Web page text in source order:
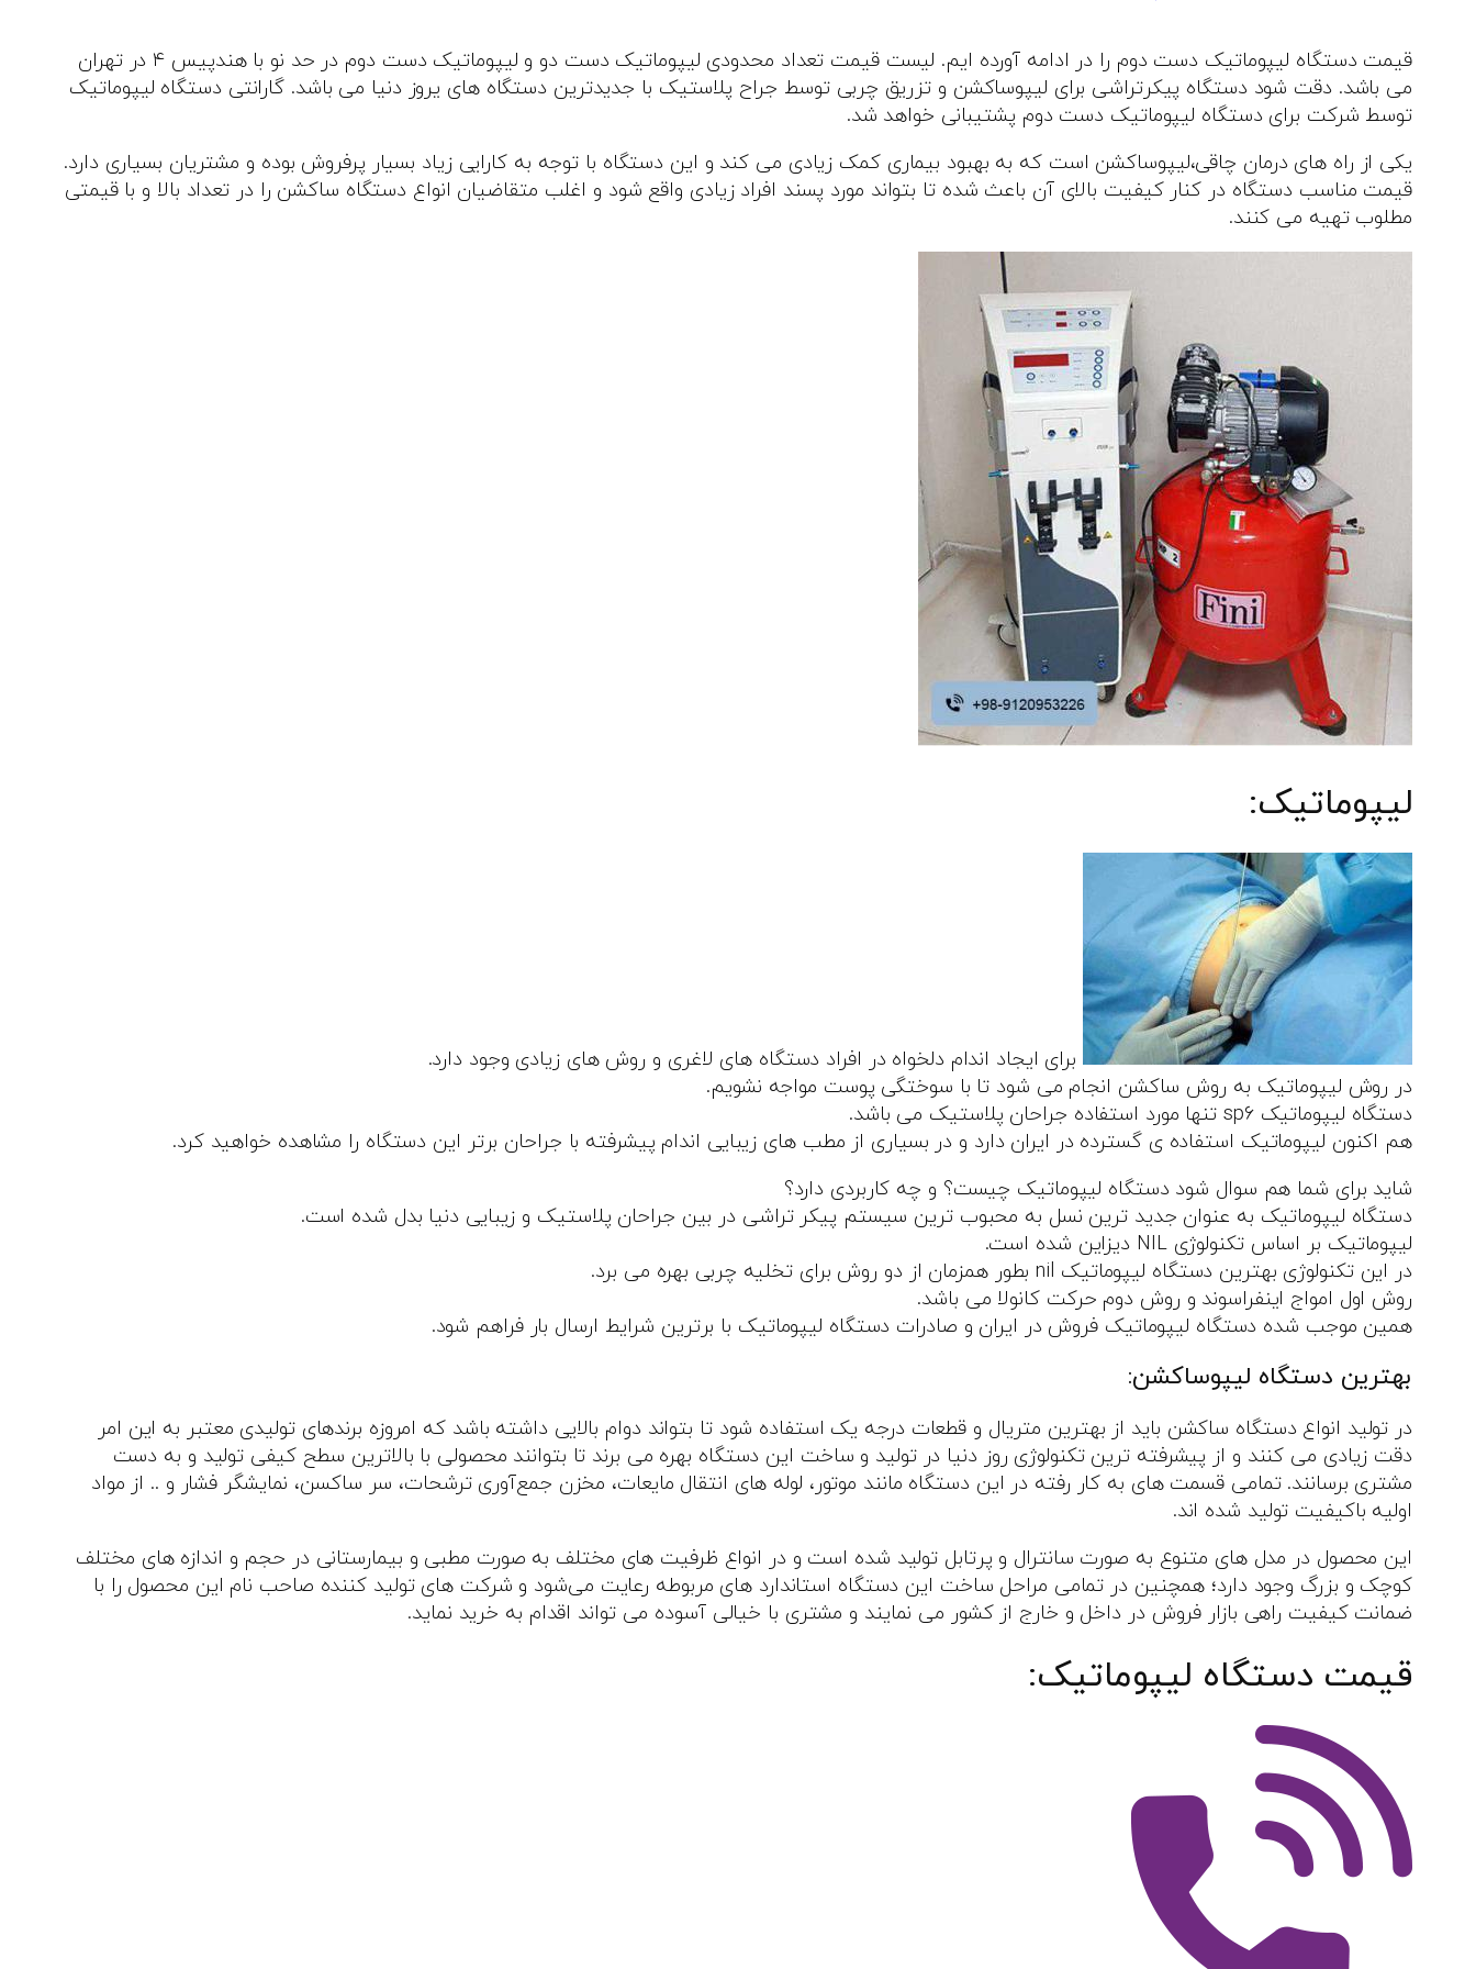
قیمت دستگاه لیپوماتیک دست دوم را در ادامه آورده ایم. لیست قیمت تعداد محدودی لیپوماتیک دست دو و لیپوماتیک دست دوم در حد نو با هندپیس ۴ در تهران
می باشد. دقت شود دستگاه پیکرتراشی برای لیپوساکشن و تزریق چربی توسط جراح پلاستیک با جدیدترین دستگاه های یروز دنیا می باشد. گارانتی دستگاه لیپوماتیک
توسط شرکت برای دستگاه لیپوماتیک دست دوم پشتیبانی خواهد شد.
یکی از راه های درمان چاقی،لیپوساکشن است که به بهبود بیماری کمک زیادی می کند‌ و این دستگاه با توجه به کارایی زیاد بسیار پرفروش بوده و مشتریان بسیاری دارد.
قیمت مناسب دستگاه در کنار کیفیت بالای آن باعث شده تا بتواند مورد پسند افراد زیادی واقع شود و اغلب متقاضیان انواع‌ دستگاه ساکشن را در تعداد بالا و با قیمتی
مطلوب تهیه می کنند.
لیپوماتیک:
برای ایجاد اندام دلخواه در افراد دستگاه های لاغری و روش های زیادی وجود دارد.
در روش لیپوماتیک به روش ساکشن انجام می شود تا با سوختگی پوست مواجه نشویم.
دستگاه لیپوماتیک sp۶ تنها مورد استفاده جراحان پلاستیک می باشد.
هم اکنون لیپوماتیک استفاده ی گسترده در ایران دارد و در بسیاری از مطب های زیبایی اندام پیشرفته با جراحان برتر این دستگاه را مشاهده خواهید کرد.
شاید برای شما هم سوال شود دستگاه لیپوماتیک چیست؟ و چه کاربردی دارد؟
دستگاه لیپوماتیک به عنوان جدید ترین نسل به محبوب ترین سیستم پیکر تراشی در بین جراحان پلاستیک و زیبایی دنیا بدل شده است.
لیپوماتیک بر اساس تکنولوژی NIL دیزاین شده است.
در این تکنولوژی بهترین دستگاه لیپوماتیک nil بطور همزمان از دو روش برای تخلیه چربی بهره می برد.
روش اول امواج اینفراسوند و روش دوم حرکت کانولا می باشد.
همین موجب شده دستگاه لیپوماتیک فروش در ایران و صادرات دستگاه لیپوماتیک با برترین شرایط ارسال بار فراهم شود.
بهترین دستگاه لیپوساکشن:
در تولید انواع‌ دستگاه ساکشن باید از بهترین متریال و قطعات درجه یک استفاده شود تا بتواند دوام بالایی داشته باشد که امروزه برندهای تولیدی معتبر به این امر
دقت زیادی می کنند و از پیشرفته ترین تکنولوژی‌ روز دنیا در تولید و ساخت این دستگاه بهره می برند تا بتوانند محصولی با بالاترین سطح کیفی تولید و به دست
مشتری برسانند. تمامی قسمت های به کار رفته در این دستگاه مانند موتور، لوله های انتقال مایعات، مخزن جمع‌آوری ترشحات، سر ساکسن، نمایشگر فشار و .. از مواد
اولیه باکیفیت تولید شده اند.
این محصول در مدل های متنوع به صورت سانترال و پرتابل تولید شده است و در انواع ظرفیت های مختلف به صورت مطبی و بیمارستانی در حجم و اندازه های مختلف
کوچک و بزرگ وجود دارد؛ همچنین در تمامی مراحل ساخت این دستگاه استاندارد‌ های مربوطه رعایت می‌شود و شرکت های تولید کننده صاحب نام این محصول را با
ضمانت کیفیت راهی بازار فروش در داخل و خارج از کشور می نمایند و مشتری با خیالی آسوده می تواند اقدام به خرید نماید.
قیمت دستگاه لیپوماتیک: